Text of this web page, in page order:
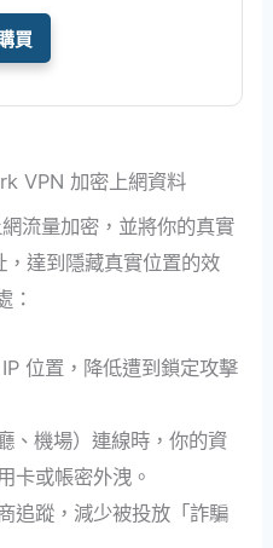
買
VPN 加密上網資料
流量加密，並將你的真實
達到隱藏真實位置的效
：
位置，降低遭到鎖定攻擊
、機場）連線時，你的資
卡或帳密外洩。
追蹤，減少被投放「詐騙